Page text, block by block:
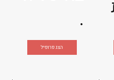
.
הצג פרופיל